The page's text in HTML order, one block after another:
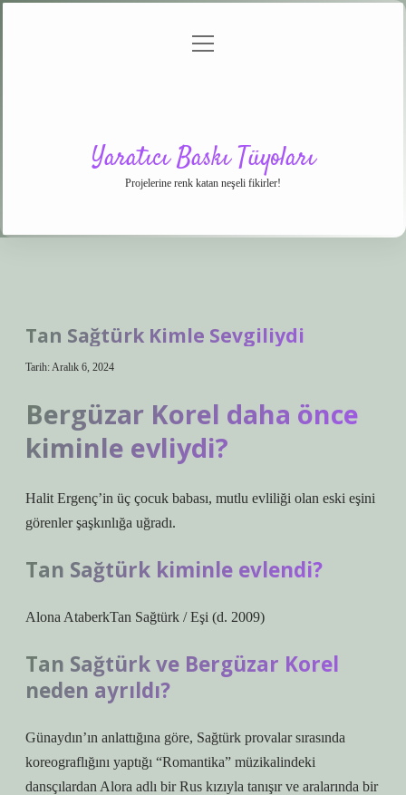
menüyü
Yaratıcı Baskı Tüyoları
Projelerine renk katan neşeli fikirler!
Tan Sağtürk Kimle Sevgiliydi
Tarih: Aralık 6, 2024
Bergüzar Korel daha önce
kiminle evliydi?
Halit Ergenç’in üç çocuk babası, mutlu evliliği olan eski eşini
görenler şaşkınlığa uğradı.
Tan Sağtürk kiminle evlendi?
Alona AtaberkTan Sağtürk / Eşi (d. 2009)
Tan Sağtürk ve Bergüzar Korel
neden ayrıldı?
Günaydın’ın anlattığına göre, Sağtürk provalar sırasında
koreograflığını yaptığı “Romantika” müzikalindeki
dansçılardan Alora adlı bir Rus kızıyla tanışır ve aralarında bir